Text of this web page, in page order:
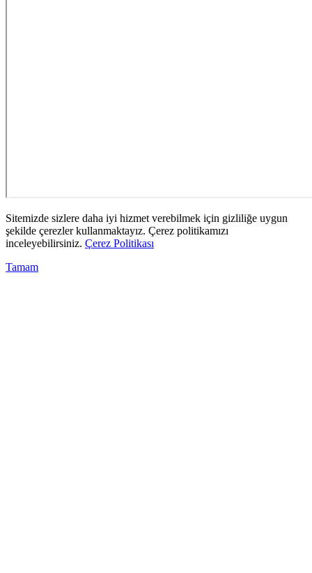
Sitemizde sizlere daha iyi hizmet verebilmek için gizliliğe uygun
şekilde çerezler kullanmaktayız. Çerez politikamızı
inceleyebilirsiniz. Çerez Politikası
Tamam